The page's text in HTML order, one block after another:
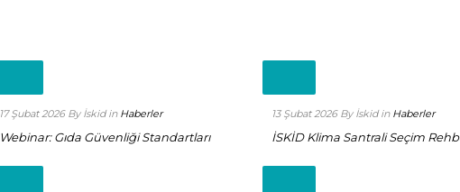
17 Şubat 2026 By İskid in Haberler
Webinar: Gıda Güvenliği Standartları
13 Şubat 2026 By İskid in Haberler
İSKİD Klima Santrali Seçim